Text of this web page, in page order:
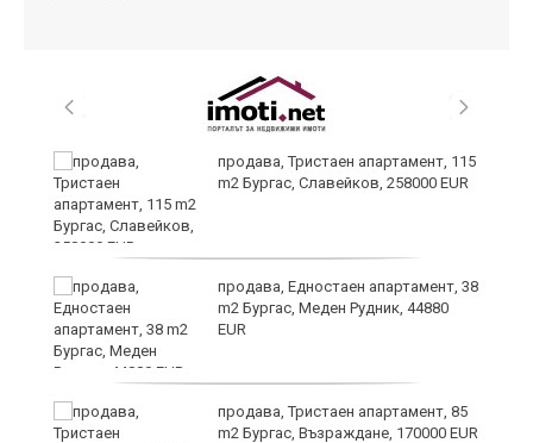
продава, Тристаен апартамент, 115
m2 Бургас, Славейков, 258000 EUR
продава, Едностаен апартамент, 38
m2 Бургас, Меден Рудник, 44880
EUR
продава, Тристаен апартамент, 85
m2 Бургас, Възраждане, 170000 EUR